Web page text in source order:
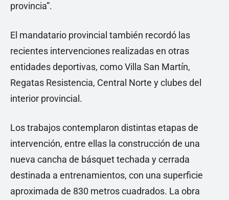
provincia”.
El mandatario provincial también recordó las
recientes intervenciones realizadas en otras
entidades deportivas, como Villa San Martín,
Regatas Resistencia, Central Norte y clubes del
interior provincial.
Los trabajos contemplaron distintas etapas de
intervención, entre ellas la construcción de una
nueva cancha de básquet techada y cerrada
destinada a entrenamientos, con una superficie
aproximada de 830 metros cuadrados. La obra